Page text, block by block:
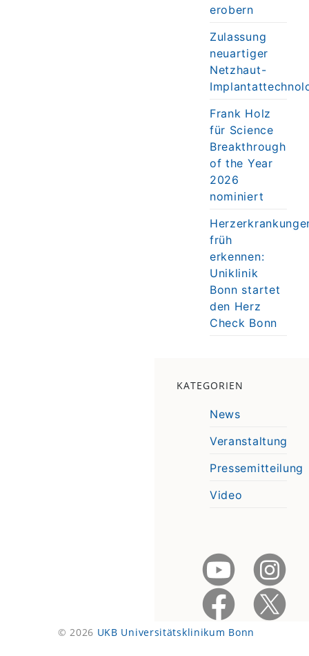
erobern
Zulassung
neuartiger
Netzhaut-
Frank Holz
für Science
Breakthrough
of the Year
2026
nominiert
früh
erkennen:
Uniklinik
Bonn startet
den Herz
Check Bonn
KATEGORIEN
News
Veranstaltung
Pressemitteilung
Video
© 2026 UKB Universitätsklinikum Bonn